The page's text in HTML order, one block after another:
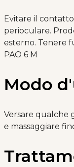
Evitare il
perioculare.
esterno. Tenere
PAO 6 M
Modo
Versare qualche
e massaggiare